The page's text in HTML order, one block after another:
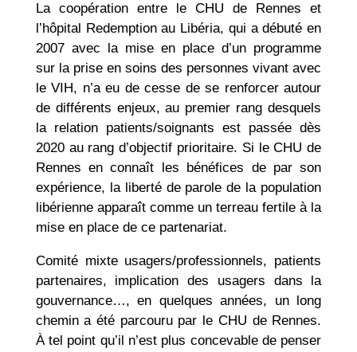
La coopération entre le CHU de Rennes et
l’hôpital Redemption au Libéria, qui a débuté en
2007 avec la mise en place d’un programme
sur la prise en soins des personnes vivant avec
le VIH, n’a eu de cesse de se renforcer autour
de différents enjeux, au premier rang desquels
la relation patients/soignants est passée dès
2020 au rang d’objectif prioritaire. Si le CHU de
Rennes en connaît les bénéfices de par son
expérience, la liberté de parole de la population
libérienne apparaît comme un terreau fertile à la
mise en place de ce partenariat.
Comité mixte usagers/professionnels, patients
partenaires, implication des usagers dans la
gouvernance…, en quelques années, un long
chemin a été parcouru par le CHU de Rennes.
À tel point qu’il n’est plus concevable de penser